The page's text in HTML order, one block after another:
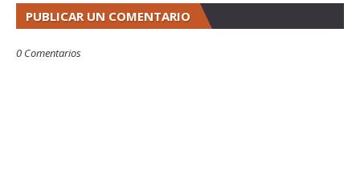
PUBLICAR UN COMENTARIO
0 Comentarios